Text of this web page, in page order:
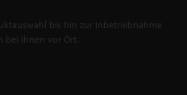
bis hin zur Inbetriebnahme
bei Ihnen vor Ort.